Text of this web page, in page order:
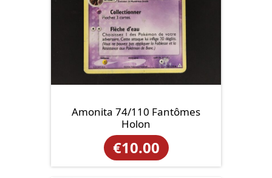
Amonita 74/110 Fantômes
Holon
€10.00